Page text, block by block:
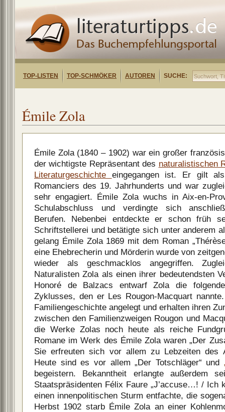
TOP-LISTEN TOP-SCHMÖKER AUTOREN SUCHE:
Émile Zola
Émile Zola (1840 – 1902) war ein großer
der wichtigste Repräsentant des naturalistischen
Literaturgeschichte eingegangen ist. Er gilt
Romanciers des 19. Jahrhunderts und war
sehr engagiert. Émile Zola wuchs in Aix-en-
Schulabschluss und verdingte sich
Berufen. Nebenbei entdeckte er schon früh
Schriftstellerei und betätigte sich unter anderem
gelang Émile Zola 1869 mit dem Roman
eine Ehebrecherin und Mörderin wurde von
wieder als geschmacklos angegriffen.
Naturalisten Zola als einen ihrer bedeutendsten
Honoré de Balzacs entwarf Zola die
Zyklusses, den er Les Rougon-Macquart
Familiengeschichte angelegt und erhalten ihren
zwischen den Familienzweigen Rougon und
die Werke Zolas noch heute als reiche
Romane im Werk des Émile Zola waren „Der
Sie erfreuten sich vor allem zu Lebzeiten des
Heute sind es vor allem „Der Totschläger“ und
begeistern. Bekanntheit erlangte außerdem
Staatspräsidenten Félix Faure „J’accuse…! / Ich
einen innenpolitischen Sturm entfachte, die
Herbst 1902 starb Émile Zola an einer